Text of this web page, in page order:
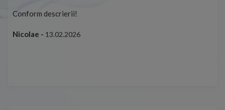
Conform descrierii!
Nicolae - 13.02.2026